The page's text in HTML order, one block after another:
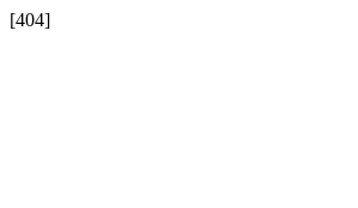
[404]